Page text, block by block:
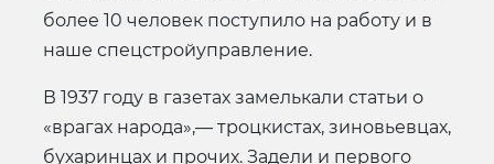
более 10 человек поступило на работу и в
наше спецстройуправление.
В 1937 году в газетах замелькали статьи о
«врагах народа»,— троцкистах, зиновьевцах,
бухаринцах и прочих. Задели и первого